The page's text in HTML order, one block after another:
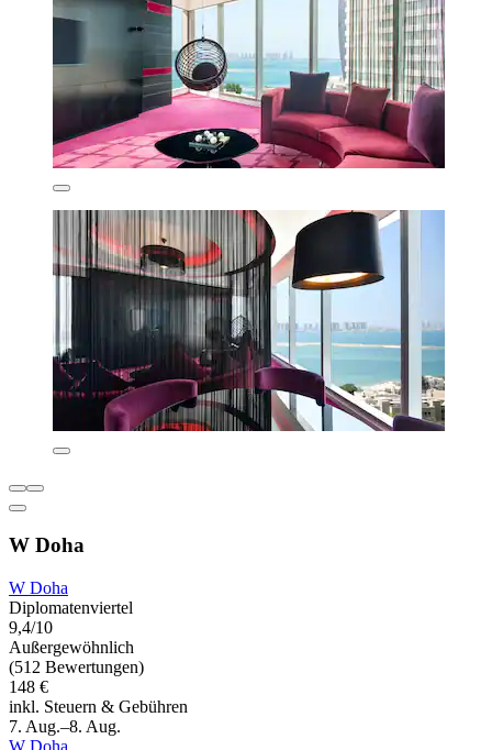
W Doha
W Doha
Diplomatenviertel
9,4/10
Außergewöhnlich
(512 Bewertungen)
148 €
inkl. Steuern & Gebühren
7. Aug.–8. Aug.
W Doha